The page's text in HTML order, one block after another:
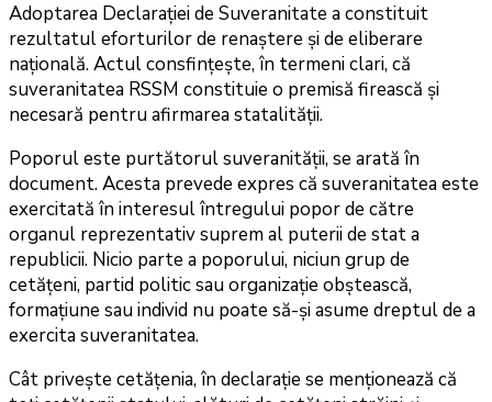
Adoptarea Declarației de Suveranitate a constituit
rezultatul eforturilor de renaștere și de eliberare
națională. Actul consfințește, în termeni clari, că
suveranitatea RSSM constituie o premisă firească şi
necesară pentru afirmarea statalității.
Poporul este purtătorul suveranității, se arată în
document. Acesta prevede expres că suveranitatea este
exercitată în interesul întregului popor de către
organul reprezentativ suprem al puterii de stat a
republicii. Nicio parte a poporului, niciun grup de
cetățeni, partid politic sau organizație obștească,
formațiune sau individ nu poate să-şi asume dreptul de a
exercita suveranitatea.
Cât privește cetățenia, în declarație se menționează că